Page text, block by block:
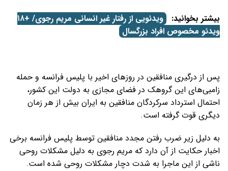
بیشتر بخوانید:
ویدئویی از رفتار غیر انسانی مریم رجوی/ +۱۸
ویدئو مخصوص افراد بزرگسال
پس از درگیری منافقین در روزهای اخیر با پلیس فرانسه و حمله
زامبی‌های این گروهک در فضای مجازی به دولت این کشور،
احتمال استرداد سرکردگان منافقین به ایران بیش از هر زمان
دیگری قوت گرفته است.
به دلیل زیر ضرب رفتن مجدد منافقین توسط پلیس فرانسه برخی
اخبار حکایت از آن دارد که مریم رجوی به دلیل مشکلات روحی
ناشی از این ماجرا به شدت دچار مشکلات روحی شده است.